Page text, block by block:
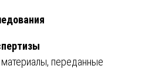
переданные